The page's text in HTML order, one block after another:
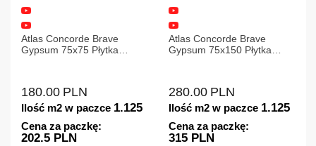
Atlas Concorde Brave
Gypsum 75x75 Płytka
180.00 PLN
Ilość m2 w paczce 1.125
Cena za paczkę:
202.5 PLN
Atlas Concorde Brave
Gypsum 75x150 Płytka
280.00 PLN
Ilość m2 w paczce 1.125
Cena za paczkę:
315 PLN